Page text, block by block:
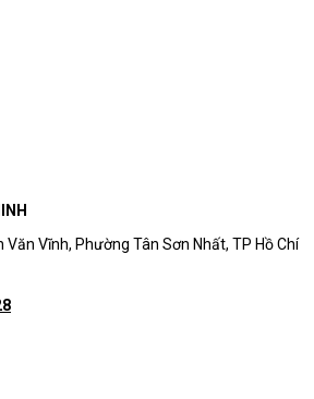
Văn Vĩnh, Phường Tân Sơn Nhất, TP Hồ Chí